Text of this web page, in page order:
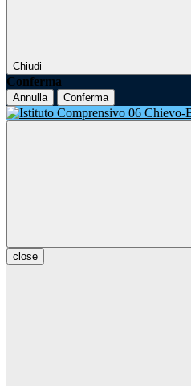
Chiudi
Conferma
Annulla Conferma
close